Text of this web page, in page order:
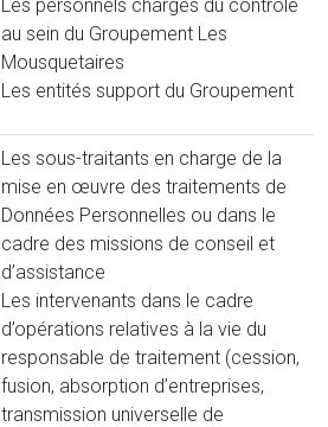
Les personnels chargés du contrôle
au sein du Groupement Les
Mousquetaires
Les entités support du Groupement
Les sous-traitants en charge de la
mise en œuvre des traitements de
Données Personnelles ou dans le
cadre des missions de conseil et
d’assistance
Les intervenants dans le cadre
d’opérations relatives à la vie du
responsable de traitement (cession,
fusion, absorption d’entreprises,
transmission universelle de